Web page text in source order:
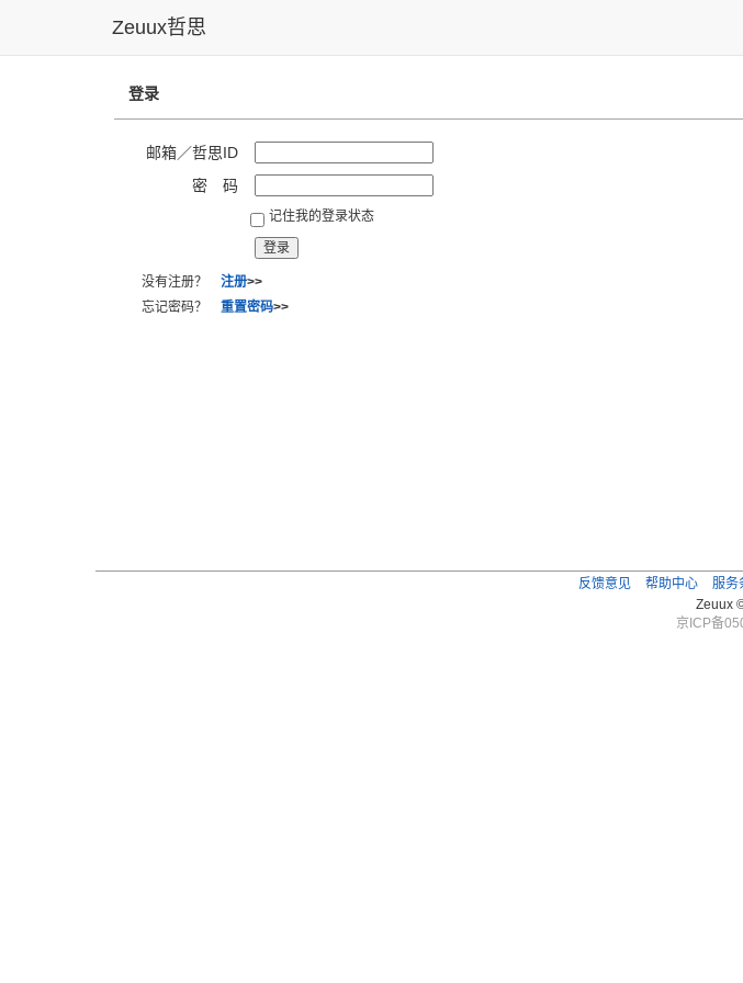
Zeuux哲思
登录
邮箱／哲思ID
密 码
记住我的登录状态
没有注册？ 注册>>
忘记密码？ 重置密码>>
反馈意见 帮助中心 服务
Zeuux
京ICP备